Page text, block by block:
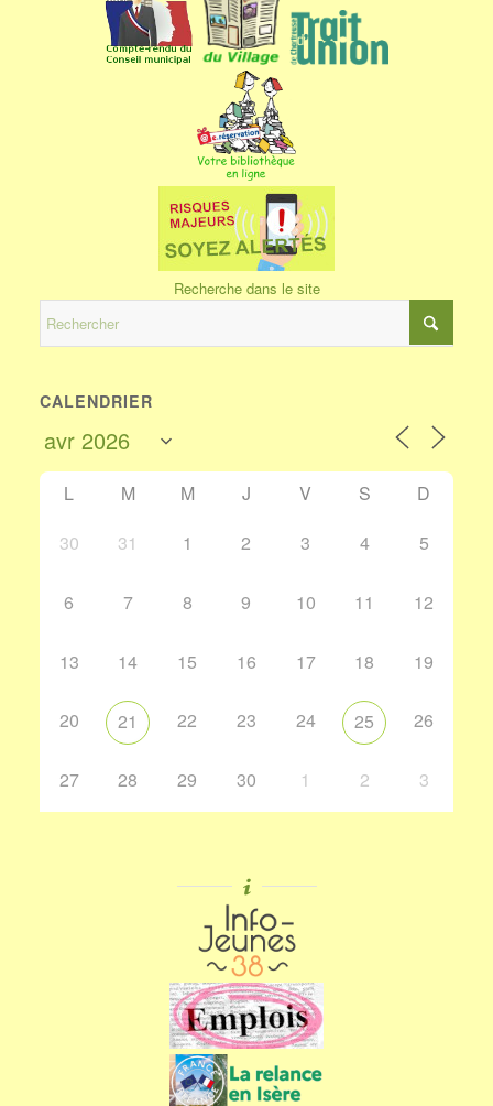
Recherche dans le site
CALENDRIER
L M M J V S
D
30
31 1 2 3 4 5
6 7 8 9 10 11 12
13 14 15 16 17 18 19
20 21 22 23 24 25 26
27 28 29 30 1 2 3